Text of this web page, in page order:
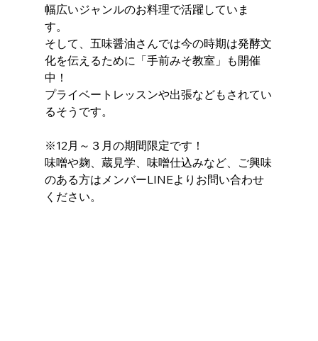
幅広いジャンルのお料理で活躍していま
す。
そして、五味醤油さんでは今の時期は発酵文
化を伝えるために「手前みそ教室」も開催
中！
プライベートレッスンや出張などもされてい
るそうです。
※12月～３月の期間限定です！
味噌や麹、蔵見学、味噌仕込みなど、ご興味
のある方はメンバーLINEよりお問い合わせ
ください。